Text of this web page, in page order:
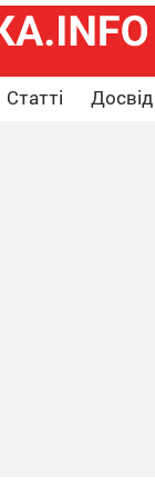
Статті Досвід